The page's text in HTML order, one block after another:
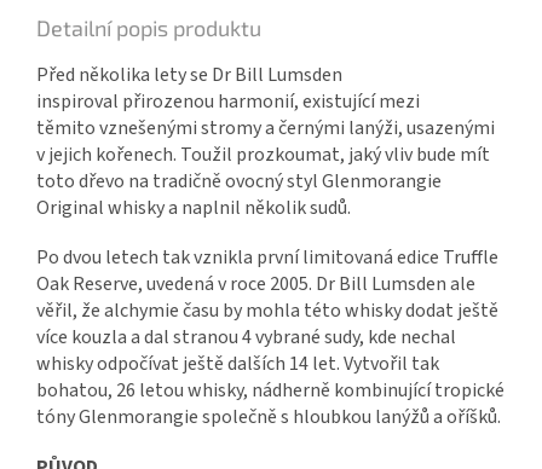
Detailní popis produktu
Před několika lety se Dr Bill Lumsden
inspiroval přirozenou harmonií, existující mezi
těmito vznešenými stromy a černými lanýži, usazenými
v jejich kořenech. Toužil prozkoumat, jaký vliv bude mít
toto dřevo na tradičně ovocný styl Glenmorangie
Original whisky a naplnil několik sudů.
Po dvou letech tak vznikla první limitovaná edice Truffle
Oak Reserve, uvedená v roce 2005. Dr Bill Lumsden ale
věřil, že alchymie času by mohla této whisky dodat ještě
více kouzla a dal stranou 4 vybrané sudy, kde nechal
whisky odpočívat ještě dalších 14 let. Vytvořil tak
bohatou, 26 letou whisky, nádherně kombinující tropické
tóny Glenmorangie společně s hloubkou lanýžů a oříšků.